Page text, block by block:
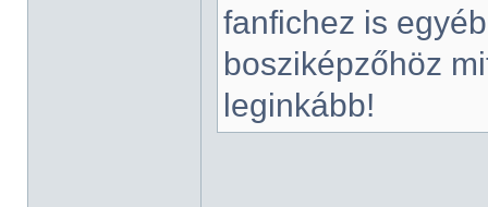
fanfichez is
bosziképzőhöz
leginkább!